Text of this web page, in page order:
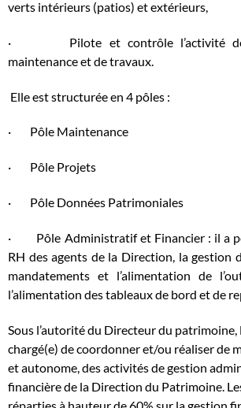
verts intérieurs (patios) et extérieurs,
· Pilote et contrôle l’activité des
maintenance et de travaux.
Elle est structurée en 4 pôles :
· Pôle Maintenance
· Pôle Projets
· Pôle Données Patrimoniales
· Pôle Administratif et Financier : il a
RH des agents de la Direction, la gestion
mandatements et l’alimentation de
l’alimentation des tableaux de bord et de
Sous l’autorité du Directeur du patrimoine,
chargé(e) de coordonner et/ou réaliser de
et autonome, des activités de gestion
financière de la Direction du Patrimoine.
réparties à hauteur de 60% sur la gestion